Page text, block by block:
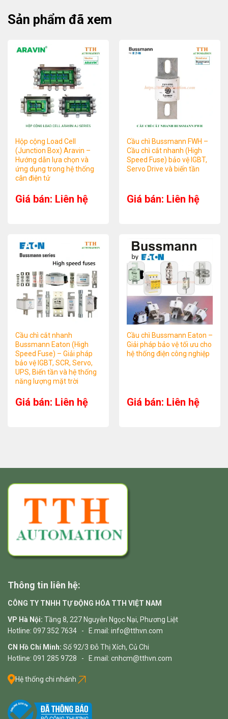
Sản phẩm đã xem
Hộp cộng Load Cell
(Junction Box) Aravin –
Hướng dẫn lựa chọn và
ứng dụng trong hệ thống
cân điện tử
Giá bán: Liên hệ
Cầu chì Bussmann FWH –
Cầu chì cắt nhanh (High
Speed Fuse) bảo vệ IGBT,
Servo Drive và biến tần
Giá bán: Liên hệ
Cầu chì cắt nhanh
Bussmann Eaton (High
Speed Fuse) – Giải pháp
bảo vệ IGBT, SCR, Servo,
UPS, Biến tần và hệ thống
năng lượng mặt trời
Giá bán: Liên hệ
Cầu chì Bussmann Eaton –
Giải pháp bảo vệ tối ưu cho
hệ thống điện công nghiệp
Giá bán: Liên hệ
Thông tin liên hệ:
CÔNG TY TNHH TỰ ĐỘNG HÓA TTH VIỆT NAM
VP Hà Nội: Tầng 8, 227 Nguyễn Ngọc Nại, Phương Liệt
Hotline: 097 352 7634 - E.mail: info@tthvn.com
CN Hồ Chí Minh: Số 92/3 Đỗ Thị Xích, Củ Chi
Hotline: 091 285 9728 - E.mail: cnhcm@tthvn.com
Hệ thống chi nhánh